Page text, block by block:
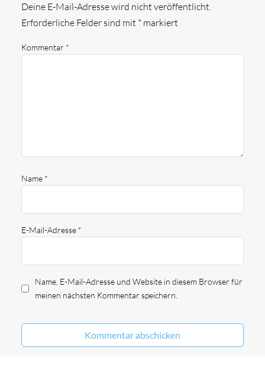
Deine E-Mail-Adresse wird nicht veröffentlicht.
Erforderliche Felder sind mit * markiert
Kommentar *
Name *
E-Mail-Adresse *
Name, E-Mail-Adresse und Website in diesem Browser für
meinen nächsten Kommentar speichern.